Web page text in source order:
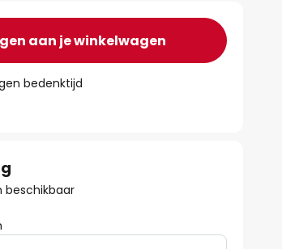
aan je winkelwagen
bedenktijd
beschikbaar